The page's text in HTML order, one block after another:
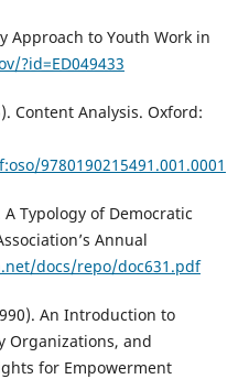
Approach to Youth Work in
?id=ED049433
Content Analysis. Oxford:
9780190215491.001.0001
A Typology of Democratic
Annual
docs/repo/doc631.pdf
An Introduction to
Organizations, and
for Empowerment